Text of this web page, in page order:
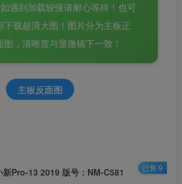
遇到加载较慢请耐心等待！也可
下载超清大图！图片分为主板正
图，清晰度与显微镜下一致！
主板反面图
已售 9
新Pro-13 2019 版号：NM-C581